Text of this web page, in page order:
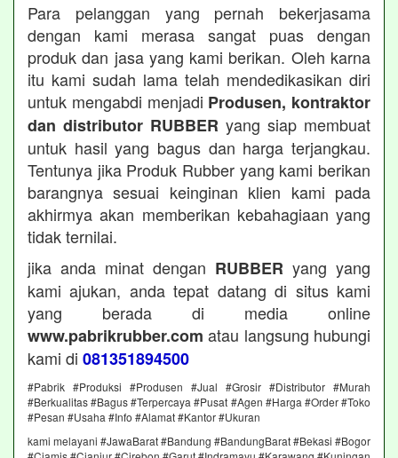
Para pelanggan yang pernah bekerjasama
dengan kami merasa sangat puas dengan
produk dan jasa yang kami berikan. Oleh karna
itu kami sudah lama telah mendedikasikan diri
untuk mengabdi menjadi Produsen, kontraktor
dan distributor RUBBER yang siap membuat
untuk hasil yang bagus dan harga terjangkau.
Tentunya jika Produk Rubber yang kami berikan
barangnya sesuai keinginan klien kami pada
akhirmya akan memberikan kebahagiaan yang
tidak ternilai.
jika anda minat dengan RUBBER yang yang
kami ajukan, anda tepat datang di situs kami
yang berada di media online
www.pabrikrubber.com atau langsung hubungi
kami di 081351894500
#Pabrik #Produksi #Produsen #Jual #Grosir #Distributor #Murah
#Berkualitas #Bagus #Terpercaya #Pusat #Agen #Harga #Order #Toko
#Pesan #Usaha #Info #Alamat #Kantor #Ukuran
kami melayani #JawaBarat #Bandung #BandungBarat #Bekasi #Bogor